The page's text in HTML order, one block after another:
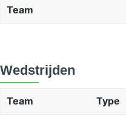
Team
Wedstrijden
Team Type